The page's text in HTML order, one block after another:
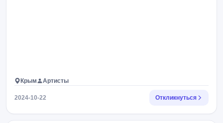
Крым Артисты
2024-10-22 Откликнуться